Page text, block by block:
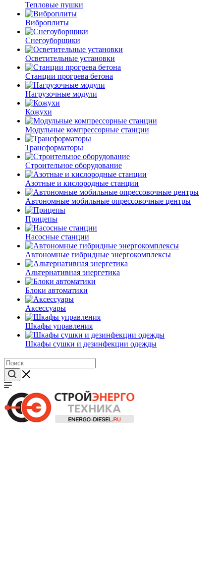
Тепловые пушки
Виброплиты
Снегоуборщики
Осветительные установки
Станции прогрева бетона
Нагрузочные модули
Кожухи
Модульные компрессорные станции
Трансформаторы
Строительное оборудование
Азотные и кислородные станции
Автономные мобильные опрессовочные центры
Прицепы
Насосные станции
Автономные гибридные энергокомплексы
Альтернативная энергетика
Блоки автоматики
Аксессуары
Шкафы управления
Шкафы сушки и дезинфекции одежды